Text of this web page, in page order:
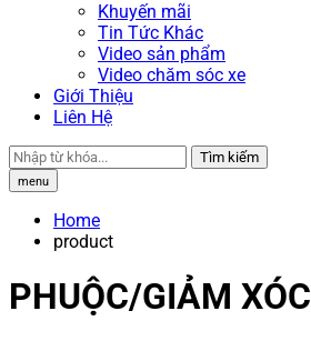
Khuyến mãi
Tin Tức Khác
Video sản phẩm
Video chăm sóc xe
Giới Thiệu
Liên Hệ
Tìm kiếm
menu
Home
product
PHUỘC/GIẢM XÓC